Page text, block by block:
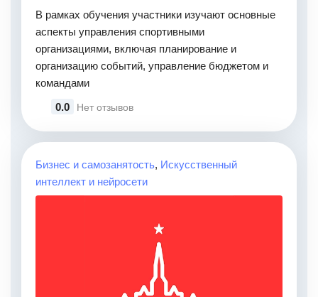
В рамках обучения участники изучают основные
аспекты управления спортивными
организациями, включая планирование и
организацию событий, управление бюджетом и
командами
0.0
Нет отзывов
Бизнес и самозанятость, Искусственный
интеллект и нейросети